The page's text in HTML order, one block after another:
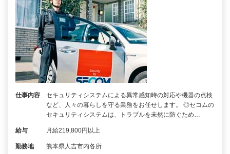
仕事内容
セキュリティシステムによる異常感知時の対応や機器の点検
など、人々の暮らしを守る業務をお任せします。 ◎セコムの
セキュリティシステムは、トラブルを未然に防ぐため…
給与 月給219,800円以上
勤務地 熊本県人吉市内各所